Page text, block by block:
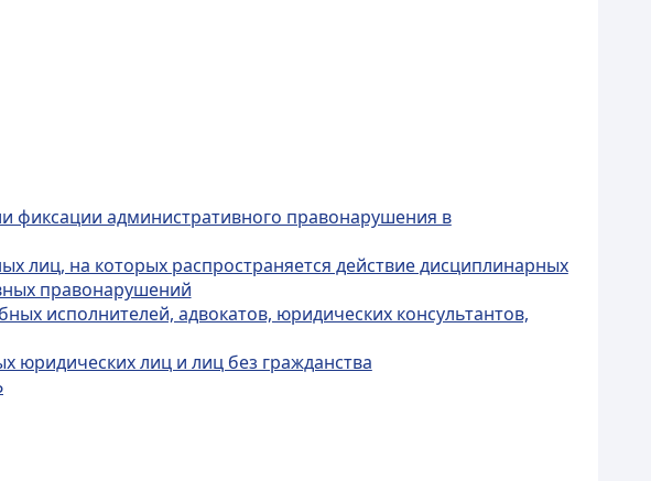
фиксации административного правонарушения в
лиц, на которых распространяется действие дисциплинарных
правонарушений
исполнителей, адвокатов, юридических консультантов,
юридических лиц и лиц без гражданства